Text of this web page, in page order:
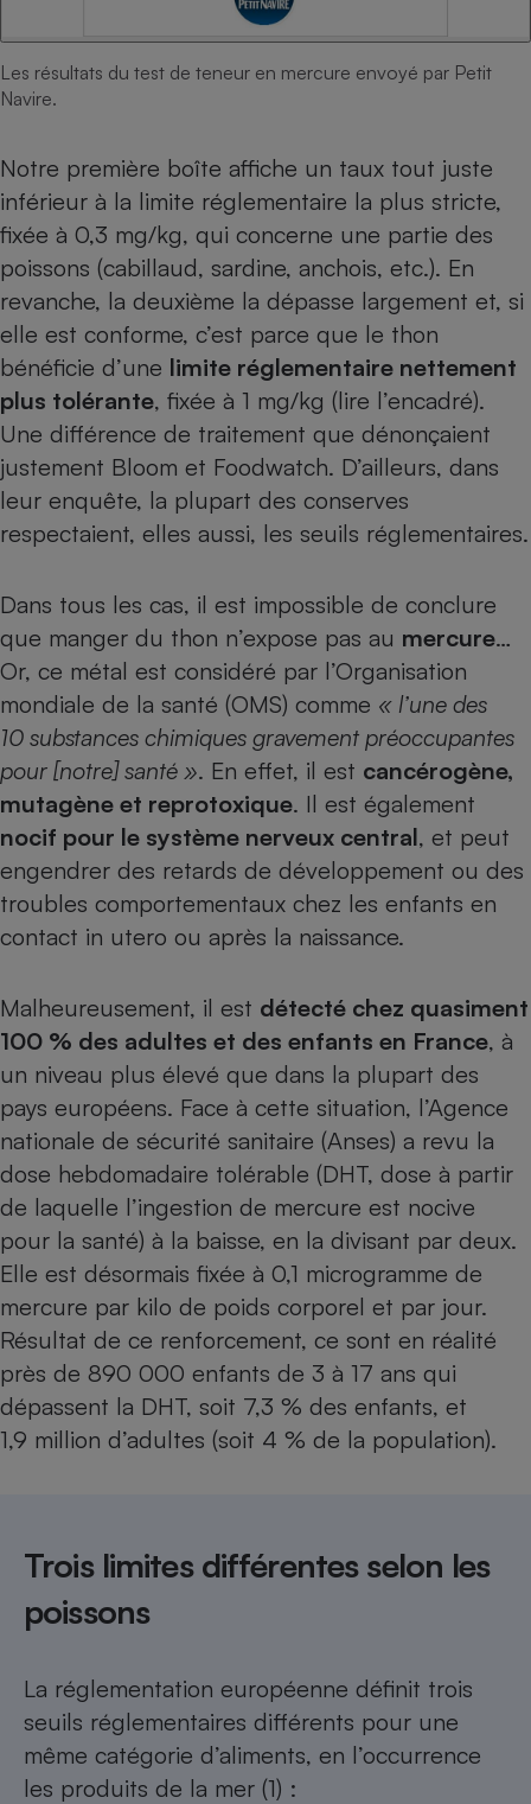
Les résultats du test de teneur en mercure envoyé par Petit
Navire.
Notre première boîte affiche un taux tout juste
inférieur à la limite réglementaire la plus stricte,
fixée à 0,3 mg/kg, qui concerne une partie des
poissons (cabillaud, sardine, anchois, etc.). En
revanche, la deuxième la dépasse largement et, si
elle est conforme, c’est parce que le thon
bénéficie d’une limite réglementaire nettement
plus tolérante, fixée à 1 mg/kg (lire l’encadré).
Une différence de traitement que dénonçaient
justement Bloom et Foodwatch. D’ailleurs, dans
leur enquête, la plupart des conserves
respectaient, elles aussi, les seuils réglementaires.
Dans tous les cas, il est impossible de conclure
que manger du thon n’expose pas au mercure…
Or, ce métal est considéré par l’Organisation
mondiale de la santé (OMS) comme « l’une des
10 substances chimiques gravement préoccupantes
pour [notre] santé ». En effet, il est cancérogène,
mutagène et reprotoxique. Il est également
nocif pour le système nerveux central, et peut
engendrer des retards de développement ou des
troubles comportementaux chez les enfants en
contact in utero ou après la naissance.
Malheureusement, il est détecté chez quasiment
100 % des adultes et des enfants en France, à
un niveau plus élevé que dans la plupart des
pays européens. Face à cette situation, l’Agence
nationale de sécurité sanitaire (Anses) a revu la
dose hebdomadaire tolérable (DHT, dose à partir
de laquelle l’ingestion de mercure est nocive
pour la santé) à la baisse, en la divisant par deux.
Elle est désormais fixée à 0,1 microgramme de
mercure par kilo de poids corporel et par jour.
Résultat de ce renforcement, ce sont en réalité
près de 890 000 enfants de 3 à 17 ans qui
dépassent la DHT, soit 7,3 % des enfants, et
1,9 million d’adultes (soit 4 % de la population).
Trois limites différentes selon les
poissons
La réglementation européenne définit trois
seuils réglementaires différents pour une
même catégorie d’aliments, en l’occurrence
les produits de la mer (1) :